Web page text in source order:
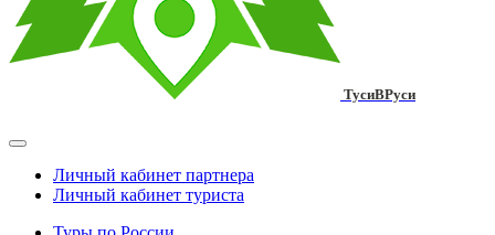
ТусиВРуси
Личный кабинет партнера
Личный кабинет туриста